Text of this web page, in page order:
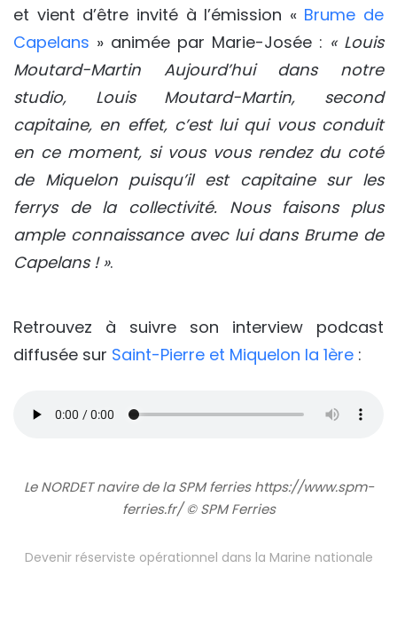
et vient d’être invité à l’émission « Brume de
Capelans » animée par Marie-Josée : « Louis
Moutard-Martin Aujourd’hui dans notre
studio, Louis Moutard-Martin, second
capitaine, en effet, c’est lui qui vous conduit
en ce moment, si vous vous rendez du coté
de Miquelon puisqu’il est capitaine sur les
ferrys de la collectivité. Nous faisons plus
ample connaissance avec lui dans Brume de
Capelans ! ».
Retrouvez à suivre son interview podcast
diffusée sur Saint-Pierre et Miquelon la 1ère :
Le NORDET navire de la SPM ferries https://www.spm-
ferries.fr/ © SPM Ferries
Devenir réserviste opérationnel dans la Marine nationale